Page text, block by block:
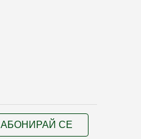
АБОНИРАЙ СЕ